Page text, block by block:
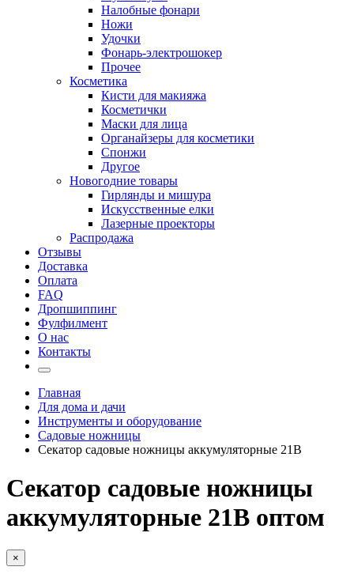
Налобные фонари
Ножи
Удочки
Фонарь-электрошокер
Прочее
Косметика
Кисти для макияжа
Косметички
Маски для лица
Органайзеры для косметики
Спонжи
Другое
Новогодние товары
Гирлянды и мишура
Искусственные елки
Лазерные проекторы
Распродажа
Отзывы
Доставка
Оплата
FAQ
Дропшиппинг
Фулфилмент
О нас
Контакты
Главная
Для дома и дачи
Инструменты и оборудование
Садовые ножницы
Секатор садовые ножницы аккумуляторные 21В
Секатор садовые ножницы
аккумуляторные 21В оптом
×